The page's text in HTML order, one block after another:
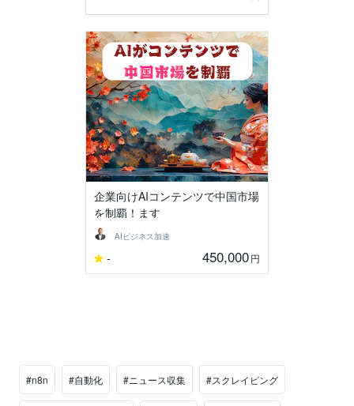
企業向けAIコンテンツで中国市場
を制覇！ます
AIビジネス加速
- 450,000円
#n8n #自動化 #ニュース収集 #スクレイピング